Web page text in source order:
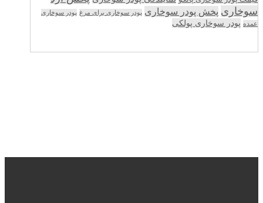
سوخاری پخش پودر سوخاری پودر سوخاری برای مرغ پودر سوخاری
عمده پودر سوخاری پولکی